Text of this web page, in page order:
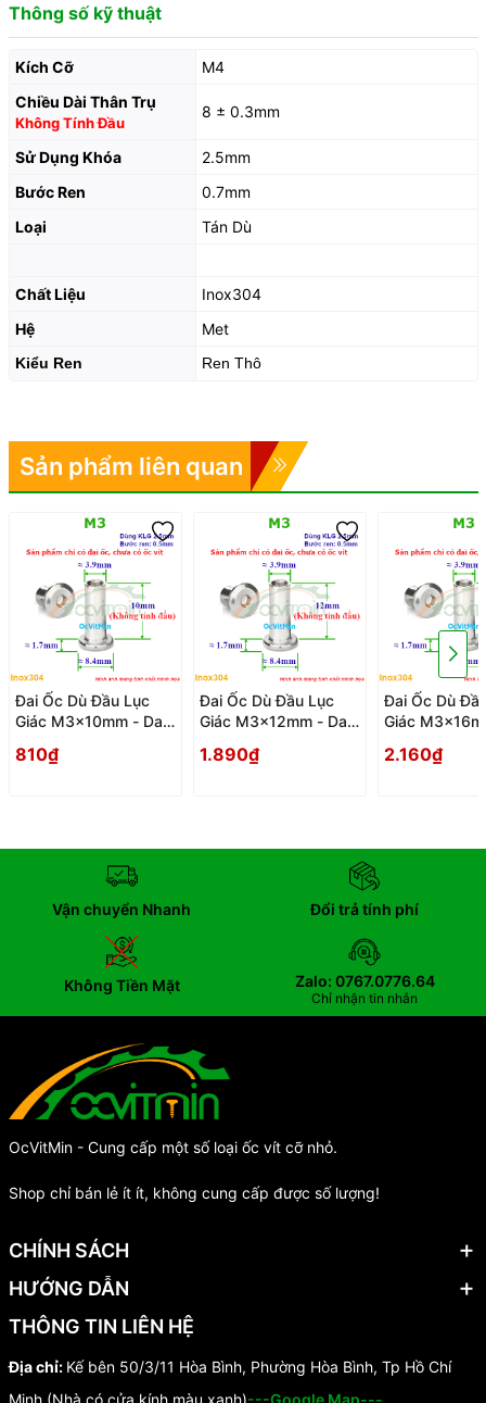
Thông số kỹ thuật
Kích Cỡ
M4
Chiều Dài Thân Trụ
Không Tính Đầu
8 ± 0.3mm
Sử Dụng Khóa
2.5mm
Bước Ren
0.7mm
Loại
Tán Dù
Chất Liệu
Inox304
Hệ
Met
Kiểu Ren Ren Thô
Sản phẩm liên quan
Đai Ốc Dù Đầu Lục
Giác M3x10mm - Dai
Luc Giac
810₫
Đai Ốc Dù Đầu Lục
Giác M3x12mm - Dai
Luc Giac
1.890₫
Đai Ốc Dù
Giác
Luc Giac
2.160₫
Vận chuyển Nhanh Đổi trả tính phí
Không Tiền Mặt Zalo: 0767.0776.64
Chỉ nhận tin nhắn
OcVitMin - Cung cấp một số loại ốc vít cỡ nhỏ.
Shop chỉ bán lẻ ít ít, không cung cấp được số lượng!
CHÍNH SÁCH
HƯỚNG DẪN
THÔNG TIN LIÊN HỆ
Địa chỉ: Kế bên 50/3/11 Hòa Bình, Phường Hòa Bình, Tp Hồ Chí